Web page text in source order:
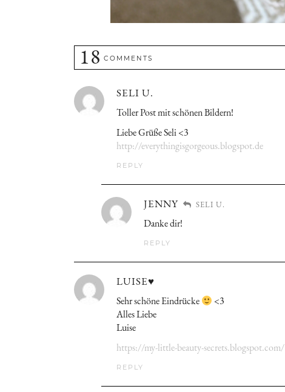
18 COMMENTS
SELI U.
Toller Post mit schönen Bildern!
Liebe Grüße Seli <3
http://everythingisgorgeous.blogspot.de
REPLY
JENNY SELI U.
Danke dir!
REPLY
LUISE♥
Sehr schöne Eindrücke
<3
Alles Liebe
Luise
https://my-little-beauty-secrets.blogspot.com/
REPLY